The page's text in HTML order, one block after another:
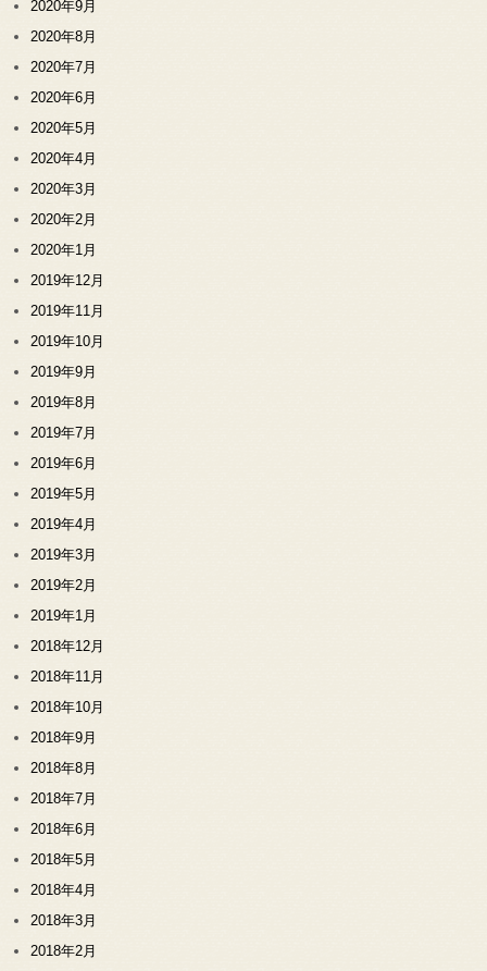
2020年9月
2020年8月
2020年7月
2020年6月
2020年5月
2020年4月
2020年3月
2020年2月
2020年1月
2019年12月
2019年11月
2019年10月
2019年9月
2019年8月
2019年7月
2019年6月
2019年5月
2019年4月
2019年3月
2019年2月
2019年1月
2018年12月
2018年11月
2018年10月
2018年9月
2018年8月
2018年7月
2018年6月
2018年5月
2018年4月
2018年3月
2018年2月